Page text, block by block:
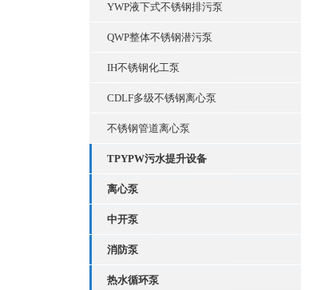
YWP液下式不锈钢排污泵
QWP整体不锈钢潜污泵
IH不锈钢化工泵
CDLF多级不锈钢离心泵
不锈钢管道离心泵
TPYPW污水提升设备
离心泵
中开泵
消防泵
热水循环泵